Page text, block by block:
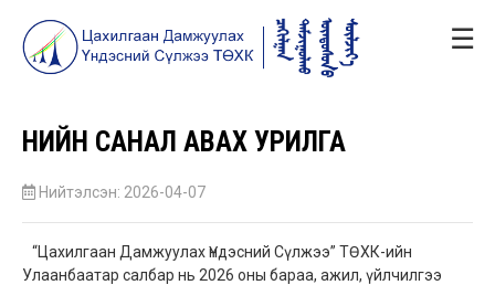
☰
ҮНИЙН САНАЛ АВАХ УРИЛГА
Нийтэлсэн: 2026-04-07
“Цахилгаан Дамжуулах Үндэсний Сүлжээ” ТӨХК-ийн
Улаанбаатар салбар нь 2026 оны бараа, ажил, үйлчилгээ